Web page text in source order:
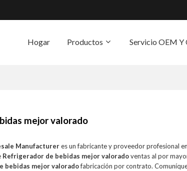
Hogar Productos Servicio OEM Y
mejor valorado
Manufactureres un fabricante y proveedor profesional
Refrigerador de bebidas mejor valoradoventas al por
bebidas mejor valoradofabricación por contrato.